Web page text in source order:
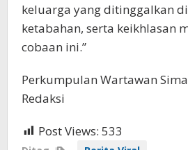
keluarga yang ditinggalkan
ketabahan, serta keikhlasan
cobaan ini.”
Perkumpulan Wartawan
Redaksi
Post Views: 533